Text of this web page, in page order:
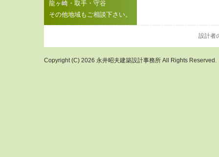
龍ヶ崎・取手・守谷
その他地域もご相談下さい。
設計者
Copyright (C) 2026 永井昭夫建築設計事務所 All Rights Reserved.